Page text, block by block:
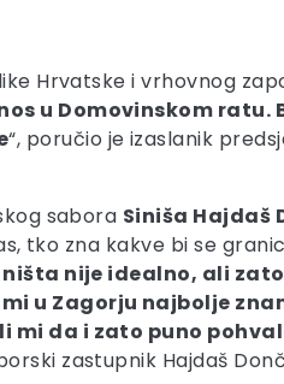
Hrvatske i vrhovnog
u Domovinskom ratu.
“, poručio je izaslanik
sabora Siniša Hajdaš
tko zna kakve bi se
nije idealno, ali
u Zagorju najbolje
da i zato puno
zastupnik Hajdaš